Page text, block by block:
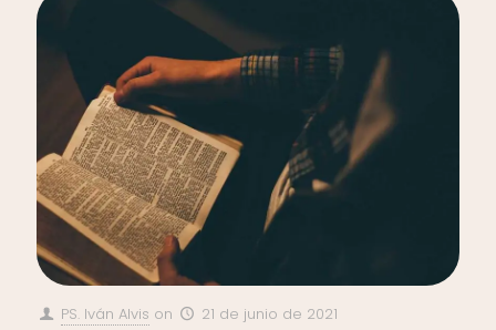
PS. Iván Alvis on 21 de junio de 2021